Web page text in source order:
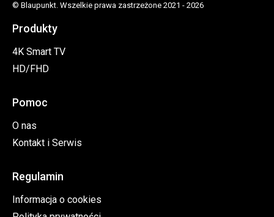
© Blaupunkt. Wszelkie prawa zastrzeżone 2021 - 2026
Produkty
4K Smart TV
HD/FHD
Pomoc
O nas
Kontakt i Serwis
Regulamin
Informacja o cookies